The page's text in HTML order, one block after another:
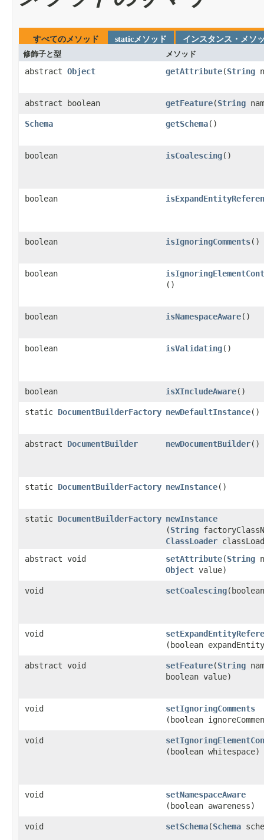
すべてのメソッド staticメソッド
インスタンス・メソ
修飾子と型
メソッド
abstract Object getAttribute​(String
abstract boolean getFeature​(String
Schema getSchema​()
boolean isCoalescing​()
boolean
boolean isIgnoringComments​()
boolean
()
boolean isNamespaceAware​()
boolean isValidating​()
boolean isXIncludeAware​()
static DocumentBuilderFactory newDefaultInstance​()
abstract DocumentBuilder newDocumentBuilder​()
static DocumentBuilderFactory newInstance​()
static DocumentBuilderFactory newInstance
(String
ClassLoader
abstract void
setAttribute​(String
Object value)
void setCoalescing
void
(boolean
abstract void setFeature​(String
boolean value)
void setIgnoringComments
(boolean
void
(boolean whitespace)
void setNamespaceAware
(boolean awareness)
void setSchema​(Schema